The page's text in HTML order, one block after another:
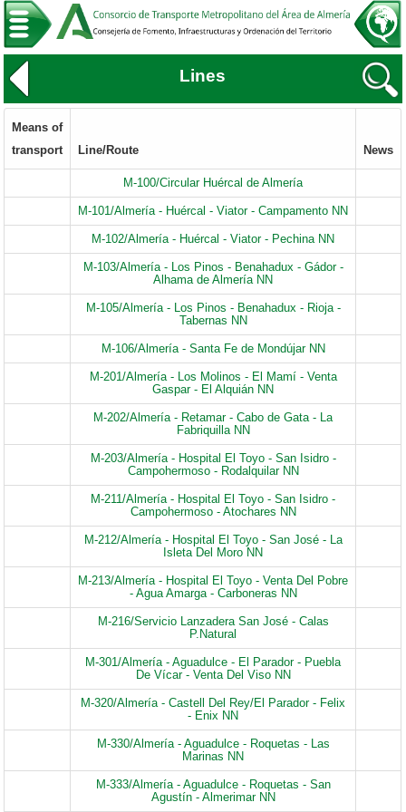
Lines
Means of
transport
Line/Route News
M-100/Circular Huércal de Almería
M-101/Almería - Huércal - Viator - Campamento NN
M-102/Almería - Huércal - Viator - Pechina NN
M-103/Almería - Los Pinos - Benahadux - Gádor -
Alhama de Almería NN
M-105/Almería - Los Pinos - Benahadux - Rioja -
Tabernas NN
M-106/Almería - Santa Fe de Mondújar NN
M-201/Almería - Los Molinos - El Mamí - Venta
Gaspar - El Alquián NN
M-202/Almería - Retamar - Cabo de Gata - La
Fabriquilla NN
M-203/Almería - Hospital El Toyo - San Isidro -
Campohermoso - Rodalquilar NN
M-211/Almería - Hospital El Toyo - San Isidro -
Campohermoso - Atochares NN
M-212/Almería - Hospital El Toyo - San José - La
Isleta Del Moro NN
M-213/Almería - Hospital El Toyo - Venta Del Pobre
- Agua Amarga - Carboneras NN
M-216/Servicio Lanzadera San José - Calas
P.Natural
M-301/Almería - Aguadulce - El Parador - Puebla
De Vícar - Venta Del Viso NN
M-320/Almería - Castell Del Rey/El Parador - Felix
- Enix NN
M-330/Almería - Aguadulce - Roquetas - Las
Marinas NN
M-333/Almería - Aguadulce - Roquetas - San
Agustín - Almerimar NN